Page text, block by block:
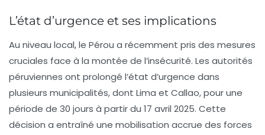
L’état d’urgence et ses implications
Au niveau local, le Pérou a récemment pris des mesures
cruciales face à la montée de l’insécurité. Les autorités
péruviennes ont prolongé l’état d’urgence dans
plusieurs municipalités, dont Lima et Callao, pour une
période de 30 jours à partir du 17 avril 2025. Cette
décision a entraîné une mobilisation accrue des forces